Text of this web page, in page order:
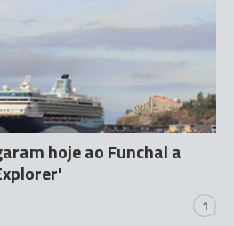
hoje ao Funchal a
1